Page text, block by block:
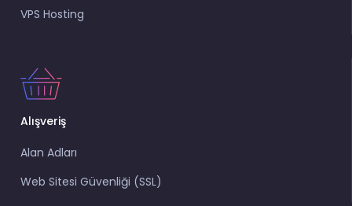
VPS Hosting
Alışveriş
Alan Adları
Web Sitesi Güvenliği (SSL)